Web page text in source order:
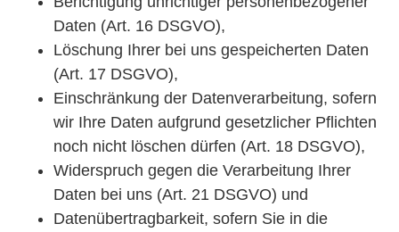
Daten (Art. 16 DSGVO),
Löschung Ihrer bei uns gespeicherten Daten
(Art. 17 DSGVO),
Einschränkung der Datenverarbeitung, sofern
wir Ihre Daten aufgrund gesetzlicher Pflichten
noch nicht löschen dürfen (Art. 18 DSGVO),
Widerspruch gegen die Verarbeitung Ihrer
Daten bei uns (Art. 21 DSGVO) und
Datenübertragbarkeit, sofern Sie in die